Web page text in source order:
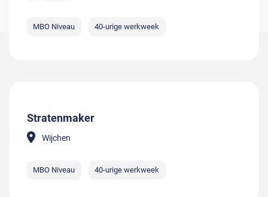
MBO Niveau 40-urige werkweek
Stratenmaker
Wijchen
MBO Niveau 40-urige werkweek